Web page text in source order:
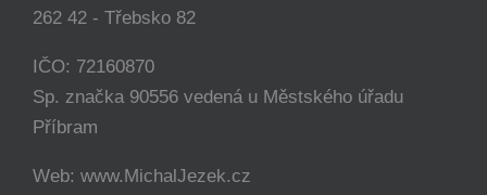
262 42 - Třebsko 82
IČO: 72160870
Sp. značka 90556 vedená u Městského úřadu
Příbram
Web: www.MichalJezek.cz